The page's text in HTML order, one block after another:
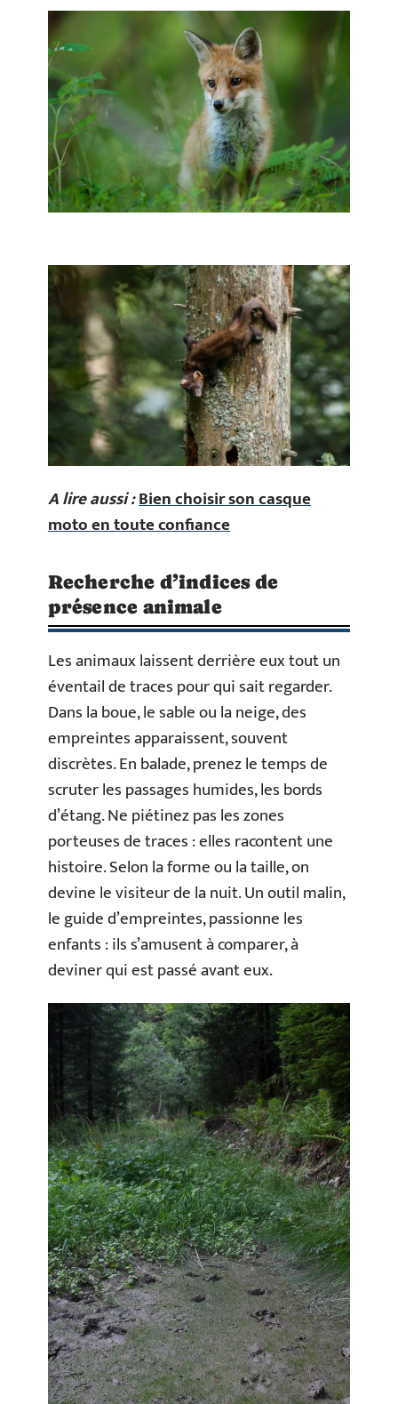
A lire aussi :Bien choisir son casque
moto en toute confiance
Recherche d’indices de
présence animale
Les animaux laissent derrière eux tout un
éventail de traces pour qui sait regarder.
Dans la boue, le sable ou la neige, des
empreintes apparaissent, souvent
discrètes. En balade, prenez le temps de
scruter les passages humides, les bords
d’étang. Ne piétinez pas les zones
porteuses de traces : elles racontent une
histoire. Selon la forme ou la taille, on
devine le visiteur de la nuit. Un outil malin,
le guide d’empreintes, passionne les
enfants : ils s’amusent à comparer, à
deviner qui est passé avant eux.